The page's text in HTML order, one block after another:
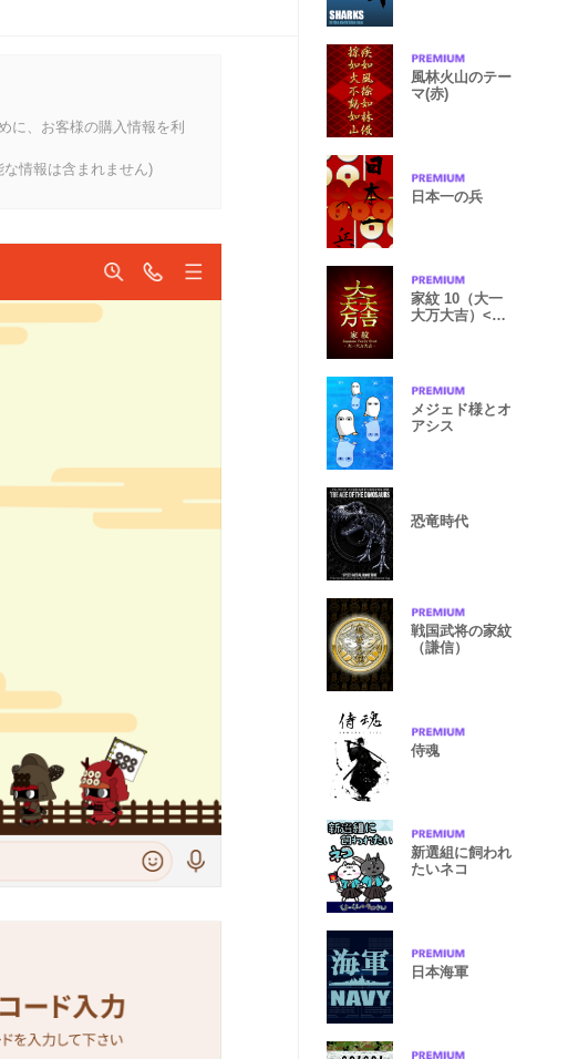
に、お客様の購入情報を利
情報は含まれません)
風林火山のテー
マ(赤)
日本一の兵
家紋 10（大一
大万大吉）<金
メジェド様とオ
アシス
恐竜時代
戦国武将の家紋
（謙信）
侍魂
新選組に飼われ
たいネコ
日本海軍